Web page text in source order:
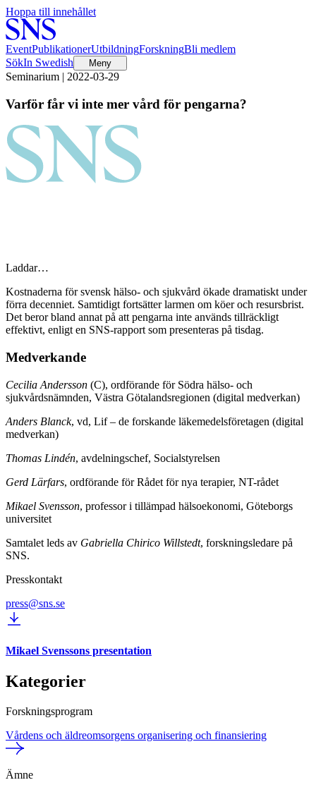
Hoppa till innehållet
EventPublikationerUtbildningForskningBli medlem
SökIn Swedish Meny
Seminarium | 2022-03-29
Varför får vi inte mer vård för pengarna?
Laddar…
Kostnaderna för svensk hälso- och sjukvård ökade dramatiskt under
förra decenniet. Samtidigt fortsätter larmen om köer och resursbrist.
Det beror bland annat på att pengarna inte används tillräckligt
effektivt, enligt en SNS-rapport som presenteras på tisdag.
Medverkande
Cecilia Andersson (C), ordförande för Södra hälso- och
sjukvårdsnämnden, Västra Götalandsregionen (digital medverkan)
Anders Blanck, vd, Lif – de forskande läkemedelsföretagen (digital
medverkan)
Thomas Lindén, avdelningschef, Socialstyrelsen
Gerd Lärfars, ordförande för Rådet för nya terapier, NT-rådet
Mikael Svensson, professor i tillämpad hälsoekonomi, Göteborgs
universitet
Samtalet leds av Gabriella Chirico Willstedt, forskningsledare på
SNS.
Presskontakt
press@sns.se
Mikael Svenssons presentation
Kategorier
Forskningsprogram
Vårdens och äldreomsorgens organisering och finansiering
Ämne